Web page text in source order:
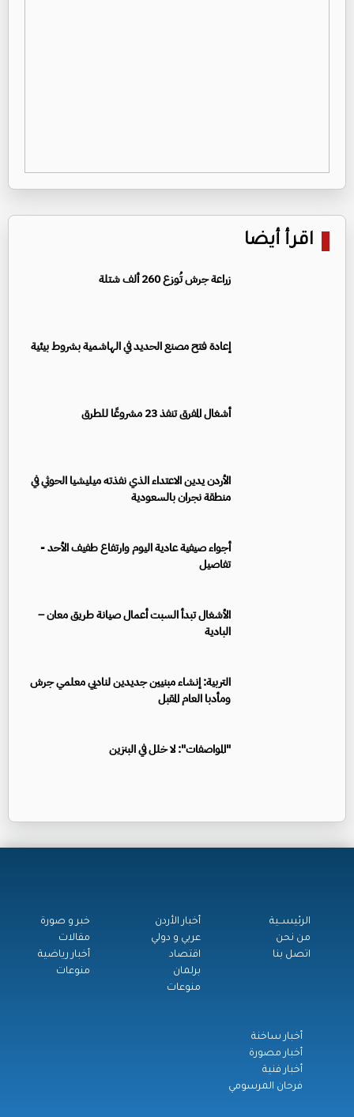
اقرأ أيضا
زراعة جرش تُوزع 260 ألف شتلة
إعادة فتح مصنع الحديد في الهاشمية بشروط بيئية
أشغال المفرق تنفذ 23 مشروعًا للطرق
الأردن يدين الاعتداء الذي نفذته ميليشيا الحوثي في
منطقة نجران بالسعودية
أجواء صيفية عادية اليوم وارتفاع طفيف الأحد -
تفاصيل
الأشغال تبدأ السبت أعمال صيانة طريق معان –
البادية
التربية: إنشاء مبنيين جديدين لناديي معلمي جرش
ومأدبا العام المقبل
"المواصفات": لا خلل في البنزين
الرئيســية
من نحن
اتصل بنا
أخبار الأردن
عربي و دولي
اقتصاد
برلمان
منوعات
خبر و صورة
مقالات
أخبار رياضية
منوعات
أخبار ساخنة
أخبار مصورة
أخبار فنية
فرحان المرسومي